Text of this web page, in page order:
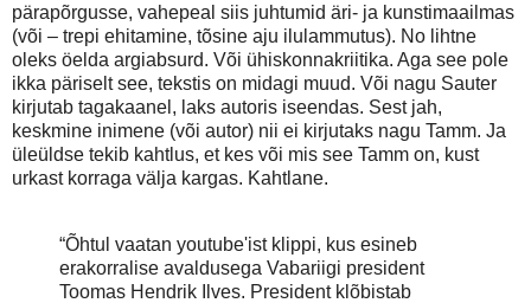
pärapõrgusse, vahepeal siis juhtumid äri- ja kunstimaailmas
(või – trepi ehitamine, tõsine aju ilulammutus). No lihtne
oleks öelda argiabsurd. Või ühiskonnakriitika. Aga see pole
ikka päriselt see, tekstis on midagi muud. Või nagu Sauter
kirjutab tagakaanel, laks autoris iseendas. Sest jah,
keskmine inimene (või autor) nii ei kirjutaks nagu Tamm. Ja
üleüldse tekib kahtlus, et kes või mis see Tamm on, kust
urkast korraga välja kargas. Kahtlane.
“Õhtul vaatan youtube'ist klippi, kus esineb
erakorralise avaldusega Vabariigi president
Toomas Hendrik Ilves. President klõbistab